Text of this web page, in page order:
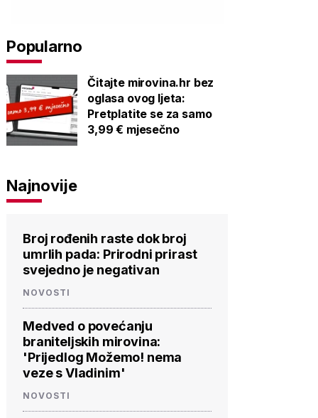
Popularno
Čitajte mirovina.hr bez
oglasa ovog ljeta:
Pretplatite se za samo
3,99 € mjesečno
Najnovije
Broj rođenih raste dok broj
umrlih pada: Prirodni prirast
svejedno je negativan
NOVOSTI
Medved o povećanju
braniteljskih mirovina:
'Prijedlog Možemo! nema
veze s Vladinim'
NOVOSTI